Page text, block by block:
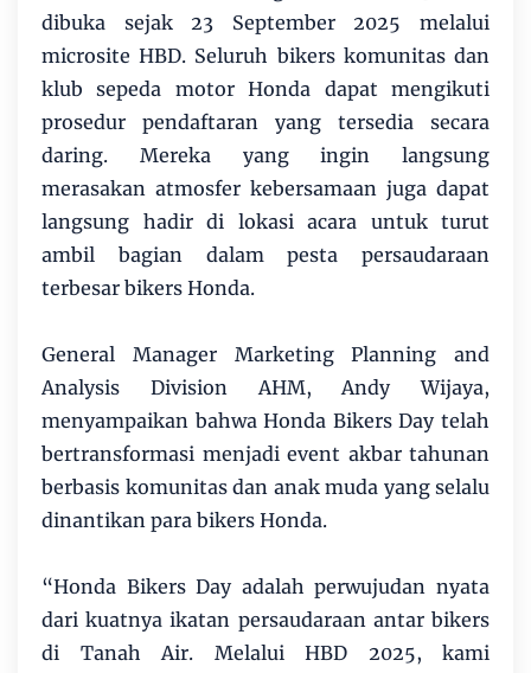
dibuka sejak 23 September 2025 melalui
microsite HBD. Seluruh bikers komunitas dan
klub sepeda motor Honda dapat mengikuti
prosedur pendaftaran yang tersedia secara
daring. Mereka yang ingin langsung
merasakan atmosfer kebersamaan juga dapat
langsung hadir di lokasi acara untuk turut
ambil bagian dalam pesta persaudaraan
terbesar bikers Honda.
General Manager Marketing Planning and
Analysis Division AHM, Andy Wijaya,
menyampaikan bahwa Honda Bikers Day telah
bertransformasi menjadi event akbar tahunan
berbasis komunitas dan anak muda yang selalu
dinantikan para bikers Honda.
“Honda Bikers Day adalah perwujudan nyata
dari kuatnya ikatan persaudaraan antar bikers
di Tanah Air. Melalui HBD 2025, kami